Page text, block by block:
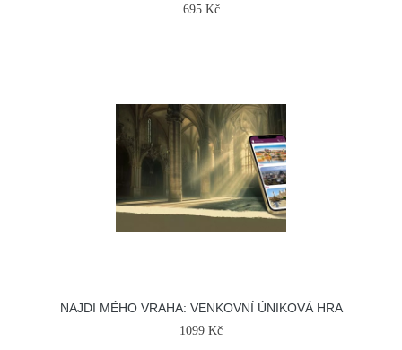
695 Kč
NAJDI MÉHO VRAHA: VENKOVNÍ ÚNIKOVÁ HRA
1099 Kč